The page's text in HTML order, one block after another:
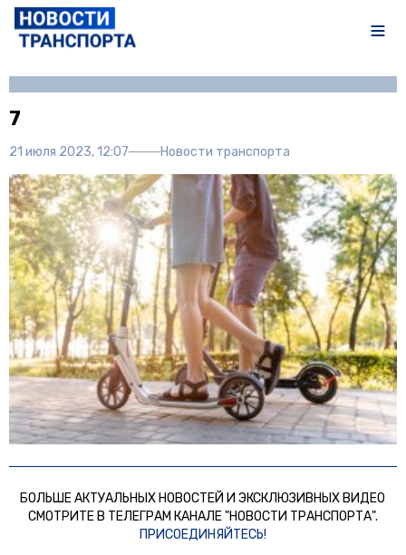
7
21 июля 2023, 12:07 Новости транспорта
БОЛЬШЕ АКТУАЛЬНЫХ НОВОСТЕЙ И ЭКСКЛЮЗИВНЫХ ВИДЕО
СМОТРИТЕ В ТЕЛЕГРАМ КАНАЛЕ "НОВОСТИ ТРАНСПОРТА".
ПРИСОЕДИНЯЙТЕСЬ!